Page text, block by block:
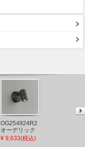
OG254924R2
オーデリック
屋外用スポッ
トライト ブラ
¥ 9,633(税込)